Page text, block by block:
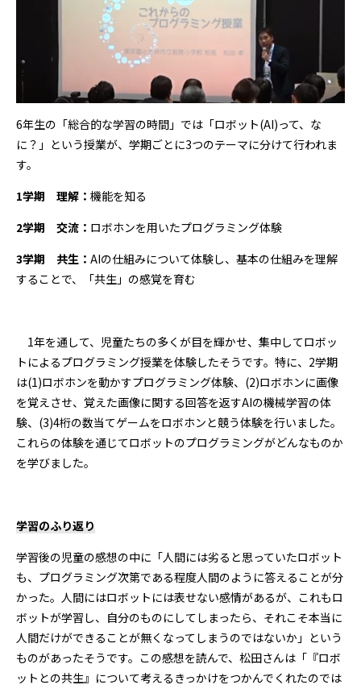
6年生の「総合的な学習の時間」では「ロボット(AI)って、な
に？」という授業が、学期ごとに3つのテーマに分けて行われま
す。
1学期 理解： 機能を知る
2学期 交流： ロボホンを用いたプログラミング体験
3学期 共生： AIの仕組みについて体験し、基本の仕組みを理解
することで、「共生」の感覚を育む
1年を通して、児童たちの多くが目を輝かせ、集中してロボッ
トによるプログラミング授業を体験したそうです。特に、2学期
は(1)ロボホンを動かすプログラミング体験、(2)ロボホンに画像
を覚えさせ、覚えた画像に関する回答を返すAIの機械学習の体
験、(3)4桁の数当てゲームをロボホンと競う体験を行いました。
これらの体験を通じてロボットのプログラミングがどんなものか
を学びました。
学習のふり返り
学習後の児童の感想の中に「人間には劣ると思っていたロボット
も、プログラミング次第である程度人間のように答えることが分
かった。人間にはロボットには表せない感情があるが、これもロ
ボットが学習し、自分のものにしてしまったら、それこそ本当に
人間だけができることが無くなってしまうのではないか」という
ものがあったそうです。この感想を読んで、松田さんは「『ロボ
ットとの共生』について考えるきっかけをつかんでくれたのでは